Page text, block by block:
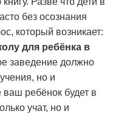
без осознания
который возникает:
для ребёнка в
заведение должно
но и
ребёнок будет в
учат, но и